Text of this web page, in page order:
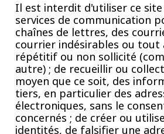
Il est interdit d'utiliser ce site
services de communication
chaînes de lettres, des
courrier indésirables ou tout
répétitif ou non sollicité
autre) ; de recueillir ou
moyen que ce soit, des
tiers, en particulier des
électroniques, sans le
concernés ; de créer ou
identités, de falsifier une